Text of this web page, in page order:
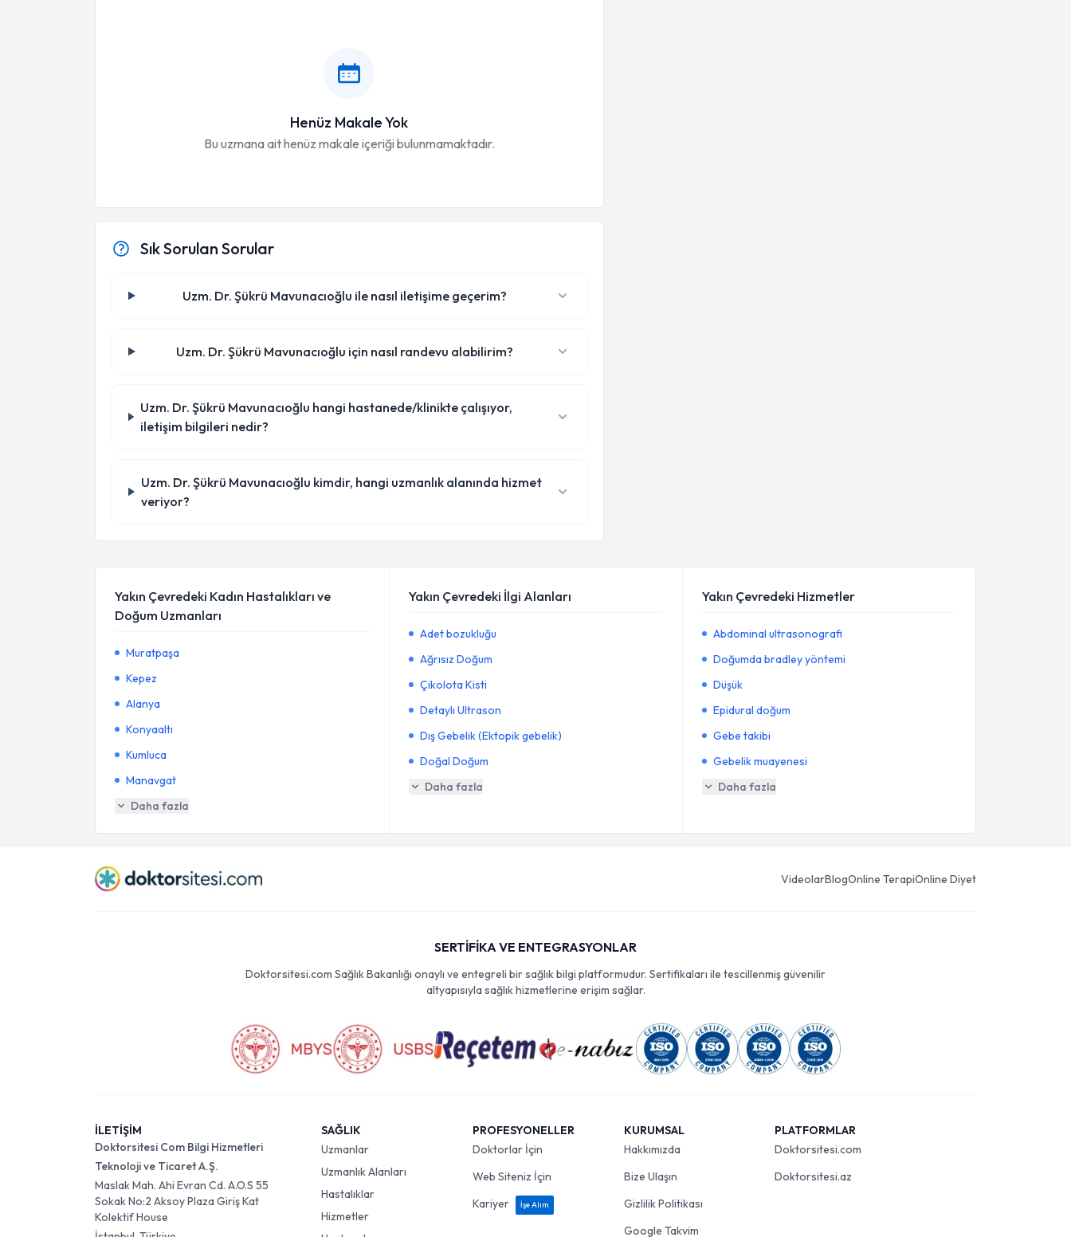
Henüz Makale Yok
Bu uzmana ait henüz makale içeriği bulunmamaktadır.
Sık Sorulan Sorular
Uzm. Dr. Şükrü Mavunacıoğlu ile nasıl iletişime geçerim?
Uzm. Dr. Şükrü Mavunacıoğlu için nasıl randevu alabilirim?
Uzm. Dr. Şükrü Mavunacıoğlu hangi hastanede/klinikte çalışıyor,
iletişim bilgileri nedir?
Uzm. Dr. Şükrü Mavunacıoğlu kimdir, hangi uzmanlık alanında hizmet
veriyor?
Yakın Çevredeki Kadın Hastalıkları ve
Doğum Uzmanları
Muratpaşa
Kepez
Alanya
Konyaaltı
Kumluca
Manavgat
Daha fazla
Yakın Çevredeki İlgi Alanları
Adet bozukluğu
Ağrısız Doğum
Çikolota Kisti
Detaylı Ultrason
Dış Gebelik (Ektopik gebelik)
Doğal Doğum
Daha fazla
Yakın Çevredeki Hizmetler
Abdominal ultrasonografi
Doğumda bradley yöntemi
Düşük
Epidural doğum
Gebe takibi
Gebelik muayenesi
Daha fazla
VideolarBlogOnline TerapiOnline Diyet
SERTİFİKA VE ENTEGRASYONLAR
Doktorsitesi.com Sağlık Bakanlığı onaylı ve entegreli bir sağlık bilgi platformudur. Sertifikaları ile tescillenmiş güvenilir
altyapısıyla sağlık hizmetlerine erişim sağlar.
İLETİŞİM
Doktorsitesi Com Bilgi Hizmetleri
Teknoloji ve Ticaret A.Ş.
Maslak Mah. Ahi Evran Cd. A.O.S 55
Sokak No:2 Aksoy Plaza Giriş Kat
Kolektif House
SAĞLIK
Uzmanlar
Uzmanlık Alanları
Hastalıklar
Hizmetler
PROFESYONELLER
Doktorlar İçin
Web Siteniz İçin
Kariyer
İşe Alım
KURUMSAL
Hakkımızda
Bize Ulaşın
Gizlilik Politikası
Google Takvim
PLATFORMLAR
Doktorsitesi.com
Doktorsitesi.az